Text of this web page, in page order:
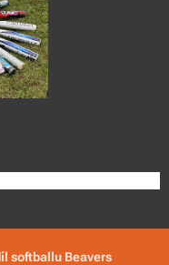
softballu Beavers